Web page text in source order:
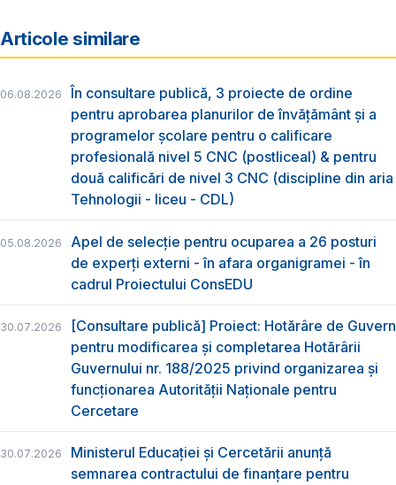
Articole similare
06.08.2026
În consultare publică, 3 proiecte de ordine
pentru aprobarea planurilor de învățământ și a
programelor școlare pentru o calificare
profesională nivel 5 CNC (postliceal) & pentru
două calificări de nivel 3 CNC (discipline din aria
Tehnologii - liceu - CDL)
05.08.2026
Apel de selecție pentru ocuparea a 26 posturi
de experți externi - în afara organigramei - în
cadrul Proiectului ConsEDU
30.07.2026
[Consultare publică] Proiect: Hotărâre de Guvern
pentru modificarea și completarea Hotărârii
Guvernului nr. 188/2025 privind organizarea şi
funcţionarea Autorităţii Naţionale pentru
Cercetare
30.07.2026
Ministerul Educației și Cercetării anunță
semnarea contractului de finanțare pentru